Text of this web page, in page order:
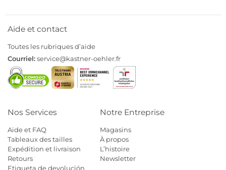
Aide et contact
Toutes les rubriques d’aide
Courriel:service@kastner-oehler.fr
Nos Services
Aide et FAQ
Tableaux des tailles
Expédition et livraison
Retours
Etiqueta de devolución
Notre Entreprise
Magasins
À propos
L’histoire
Newsletter